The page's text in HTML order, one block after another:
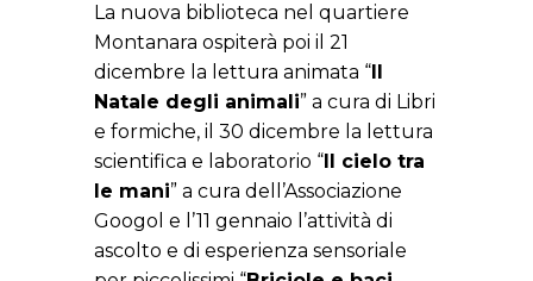
La nuova biblioteca nel quartiere
Montanara ospiterà poi il 21
dicembre la lettura animata “Il
Natale degli animali” a cura di Libri
e formiche, il 30 dicembre la lettura
scientifica e laboratorio “Il cielo tra
le mani” a cura dell’Associazione
Googol e l’11 gennaio l’attività di
ascolto e di esperienza sensoriale